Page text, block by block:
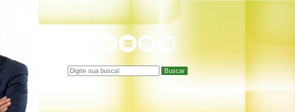
Buscar